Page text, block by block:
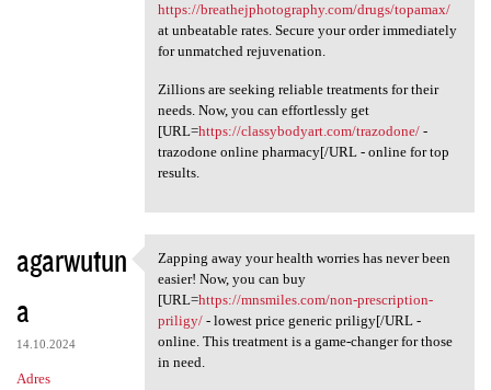
https://breathejphotography.com/drugs/topamax/
at unbeatable rates. Secure your order immediately
for unmatched rejuvenation.
Zillions are seeking reliable treatments for their
needs. Now, you can effortlessly get
[URL=https://classybodyart.com/trazodone/-
trazodone online pharmacy[/URL - online for top
results.
agarwutun
a
14.10.2024
Adres
Zapping away your health
Zapping away your health worries has never been
easier! Now, you can buy
[URL=https://mnsmiles.com/non-prescription-
priligy/- lowest price generic priligy[/URL -
online. This treatment is a game-changer for those
in need.